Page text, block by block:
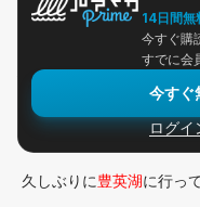
14日間無
今すぐ購
すでに会
今すぐ
ログイ
アングラー連載
久しぶりに豊
久しぶりに豊英湖に行っ